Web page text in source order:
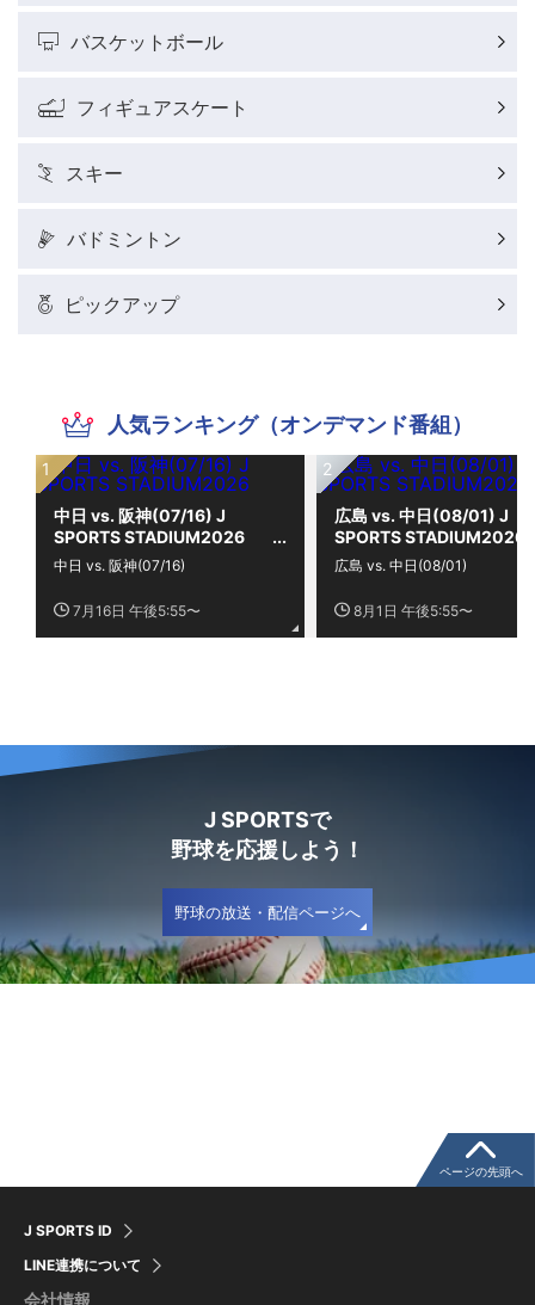
バスケットボール
フィギュアスケート
スキー
バドミントン
ピックアップ
人気ランキング（オンデマンド番組）
中日 vs. 阪神(07/16) J
SPORTS STADIUM2026
7月16日 午後5:55〜
中日 vs. 阪神(07/16)
広島 vs. 中日(08/01) J
SPORTS STADIUM2026
8月1日 午後5:55〜
広島 vs. 中日(08/01)
J SPORTSで
野球を応援しよう！
野球の放送・配信ページへ
J SPORTS ID
LINE連携について
会社情報
ページの先頭へ